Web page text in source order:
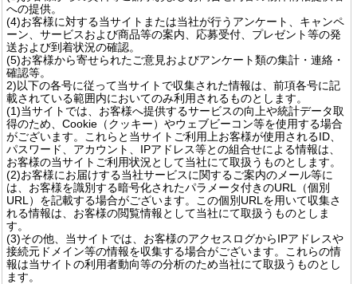
への提供。
(4)お客様に対する当サイトまたは当社が行うアンケート、キャンペ
ーン、サービスおよび商品等の案内、応募受付、プレゼント等の発
送および到着状況の確認。
(5)お客様から寄せられたご意見およびアンケート類の集計・連絡・
確認等。
2)以下の各号に従って当サイトで収集された情報は、前項各号に記
載されている範囲内においてのみ利用されるものとします。
(1)当サイトでは、お客様へ提供するサービスの向上や統計データ取
得のため、Cookie（クッキー）やウェブビーコン等を使用する場合
がございます。これらと当サイトご利用上お客様が使用されるID、
パスワード、アカウント、IPアドレス等との組合せによる情報は、
お客様の当サイトご利用状況として当社にて取扱うものとします。
(2)お客様にお届けする当社サービスに関するご案内のメール等に
は、お客様を識別する暗号化されたパラメータ付きのURL（個別
URL）を記載する場合がございます。この個別URLを用いて収集さ
れる情報は、お客様の閲覧情報として当社にて取扱うものとしま
す。
(3)その他、当サイトでは、お客様のアクセスログからIPアドレスや
接続元ドメイン等の情報を収集する場合がございます。これらの情
報は当サイトの利用者動向等の分析のため当社にて取扱うものとし
ます。